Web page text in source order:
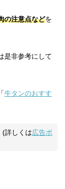
の注意点などを
是非参考にして
牛タンのおすす
(詳しくは広告ポ